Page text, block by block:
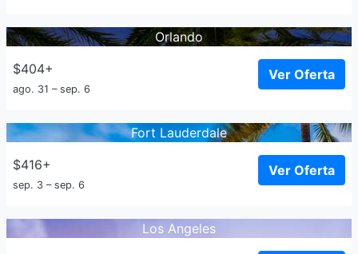
Orlando
$404+
ago. 31 – sep. 6
Ver Oferta
Fort Lauderdale
$416+
sep. 3 – sep. 6
Ver Oferta
Los Angeles